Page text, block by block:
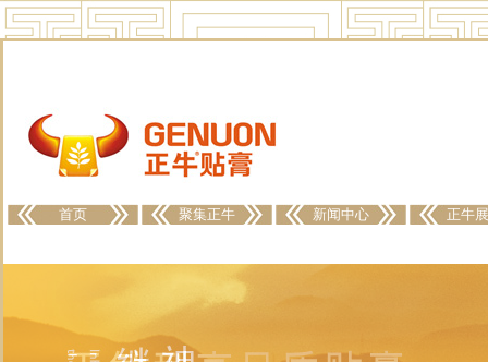
首页 聚集正牛 新闻中心 正牛